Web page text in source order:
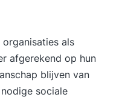
als
afgerekend op hun
blijven van
sociale